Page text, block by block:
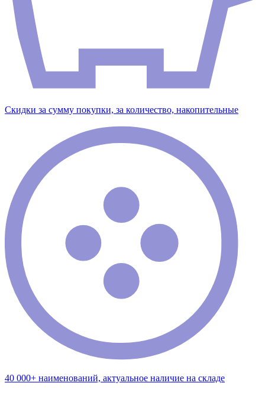
Скидки за сумму покупки, за количество, накопительные
40 000+ наименований, актуальное наличие на складе